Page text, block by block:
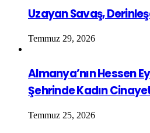
Uzayan Savaş,
Temmuz 29, 2026
Almanya’nın Hessen
Şehrinde Kadın
Temmuz 25, 2026